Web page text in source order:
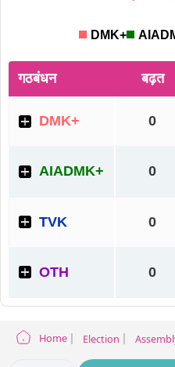
Home Election